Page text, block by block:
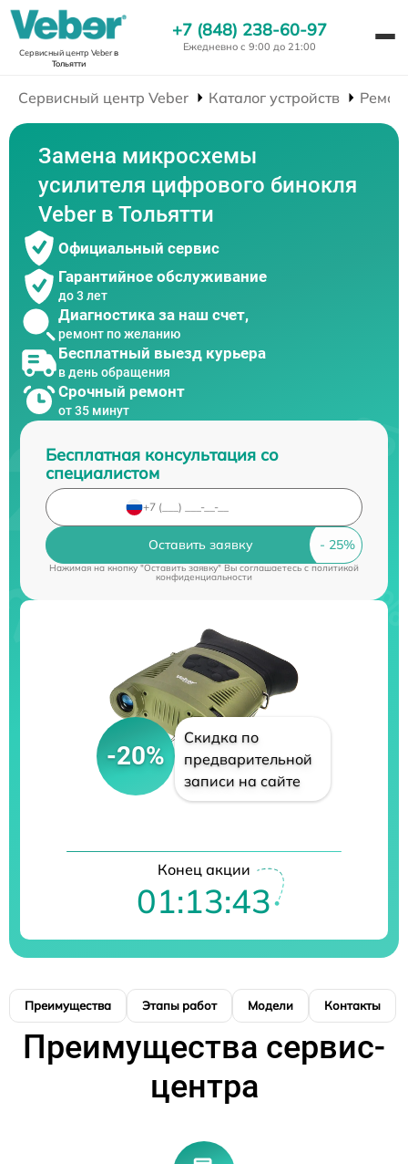
Сервисный центр Veberв
Тольятти
+7 (848) 238-60-97
Ежедневно с 9:00 до 21:00
Сервисный центр Veber Каталог устройств
Замена микросхемы
усилителя цифрового бинокля
Veber в Тольятти
Официальный сервис
Гарантийное обслуживание
до 3 лет
Диагностика за наш счет,
ремонт по желанию
Бесплатный выезд курьера
в день обращения
Срочный ремонт
от 35 минут
Бесплатная консультация со
специалистом
Оставить заявку
Нажимая на кнопку "Оставить заявку" Вы соглашаетесь cполитикой
конфиденциальности
-20%
Скидка по
предварительной
записи на сайте
Конец акции
01:13:42
Преимущества Этапы работ Модели Контакты
Преимущества сервис-
центра